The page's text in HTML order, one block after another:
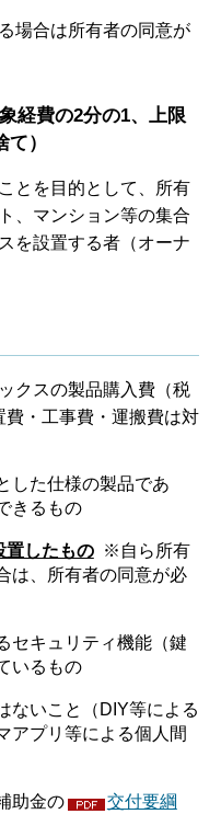
場合は所有者の同意が
費の2分の1、上限
）
とを目的として、所有
、マンション等の集合
を設置する者（オーナ
クスの製品購入費（税
・工事費・運搬費は対
した仕様の製品であ
きるもの
置したもの※自ら所有
は、所有者の同意が必
セキュリティ機能（鍵
いるもの
ないこと（DIY等による
アプリ等による個人間
助金の
交付要綱